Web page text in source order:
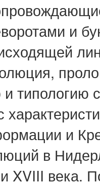
и
типологию
и
в
XVIII века.